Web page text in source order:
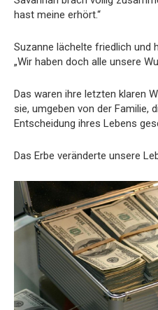
hast meine erhört.“
Suzanne lächelte friedlich und
„Wir haben doch alle unsere
Das waren ihre letzten klaren
sie, umgeben von der Familie,
Entscheidung ihres Lebens
Das Erbe veränderte unsere